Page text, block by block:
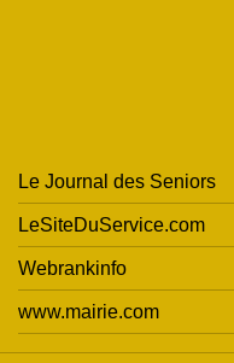
Le Journal des Seniors
LeSiteDuService.com
Webrankinfo
www.mairie.com